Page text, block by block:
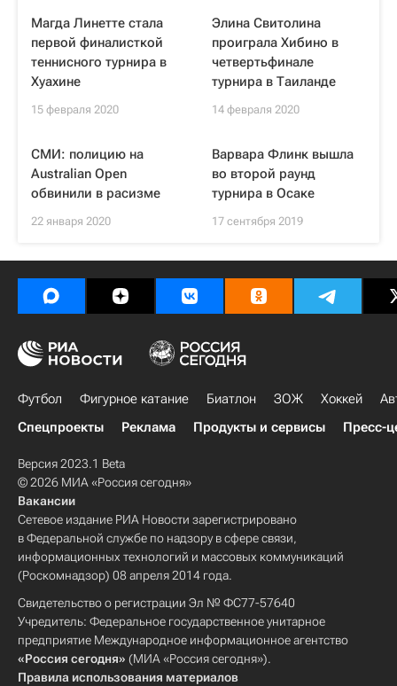
Магда Линетте стала
первой финалисткой
теннисного турнира в
Хуахине
15 февраля 2020
Элина Свитолина
проиграла Хибино в
четвертьфинале
турнира в Таиланде
14 февраля 2020
СМИ: полицию на
Australian Open
обвинили в расизме
22 января 2020
Варвара Флинк вышла
во второй раунд
турнира в Осаке
17 сентября 2019
Футбол Фигурное катание Биатлон ЗОЖ Хоккей
Спецпроекты
Реклама Продукты и сервисы Пресс-
Версия 2023.1 Beta
© 2026 МИА «Россия сегодня»
Вакансии
Сетевое издание РИА Новости зарегистрировано
в Федеральной службе по надзору в сфере связи,
информационных технологий и массовых коммуникаций
(Роскомнадзор) 08 апреля 2014 года.
Свидетельство о регистрации Эл № ФС77-57640
Учредитель: Федеральное государственное унитарное
предприятие Международное информационное агентство
«Россия сегодня» (МИА «Россия сегодня»).
Правила использования материалов